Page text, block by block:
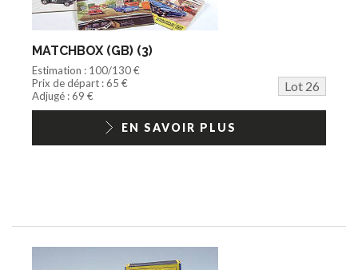
MATCHBOX (GB) (3)
Estimation : 100/130 €
Prix de départ : 65 €
Lot 26
Adjugé : 69 €
EN SAVOIR PLUS